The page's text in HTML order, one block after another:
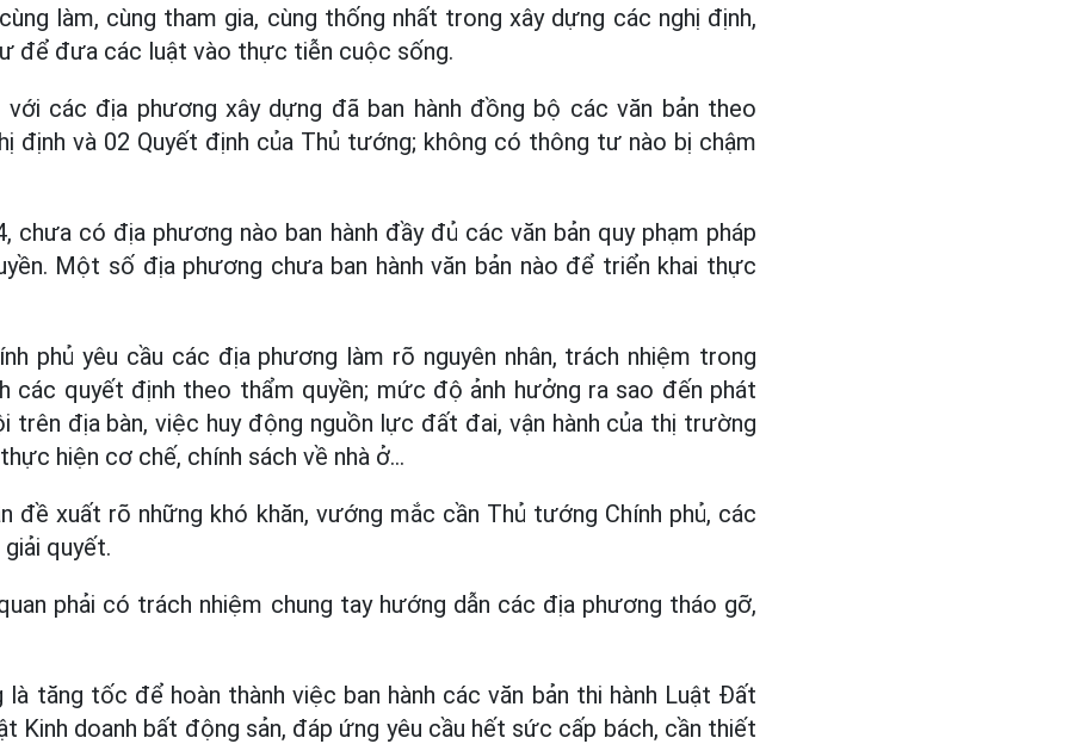
làm, cùng tham gia, cùng thống nhất trong xây dựng các nghị định,
để đưa các luật vào thực tiễn cuộc sống.
với các địa phương xây dựng đã ban hành đồng bộ các văn bản theo
định và 02 Quyết định của Thủ tướng; không có thông tư nào bị chậm
chưa có địa phương nào ban hành đầy đủ các văn bản quy phạm pháp
Một số địa phương chưa ban hành văn bản nào để triển khai thực
phủ yêu cầu các địa phương làm rõ nguyên nhân, trách nhiệm trong
các quyết định theo thẩm quyền; mức độ ảnh hưởng ra sao đến phát
trên địa bàn, việc huy động nguồn lực đất đai, vận hành của thị trường
hiện cơ chế, chính sách về nhà ở...
đề xuất rõ những khó khăn, vướng mắc cần Thủ tướng Chính phủ, các
quyết.
phải có trách nhiệm chung tay hướng dẫn các địa phương tháo gỡ,
là tăng tốc để hoàn thành việc ban hành các văn bản thi hành Luật Đất
Kinh doanh bất động sản, đáp ứng yêu cầu hết sức cấp bách, cần thiết